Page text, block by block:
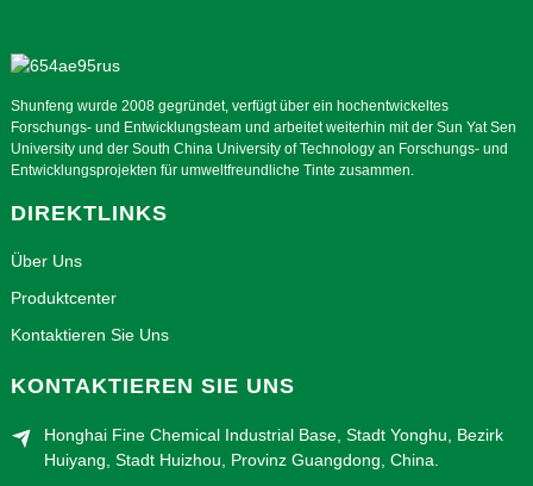
Shunfeng wurde 2008 gegründet, verfügt über ein hochentwickeltes
Forschungs- und Entwicklungsteam und arbeitet weiterhin mit der Sun Yat Sen
University und der South China University of Technology an Forschungs- und
Entwicklungsprojekten für umweltfreundliche Tinte zusammen.
DIREKTLINKS
Über Uns
Produktcenter
Kontaktieren Sie Uns
KONTAKTIEREN SIE UNS
Honghai Fine Chemical Industrial Base, Stadt Yonghu, Bezirk
Huiyang, Stadt Huizhou, Provinz Guangdong, China.